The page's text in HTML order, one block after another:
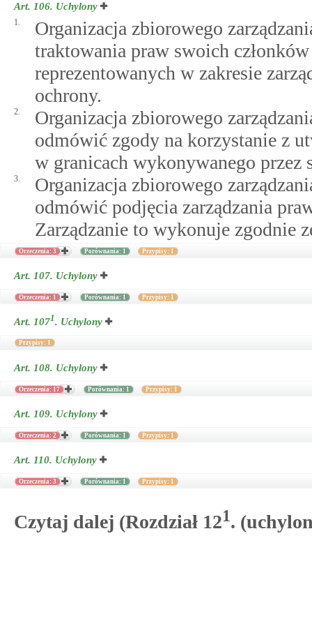
Art. 106. Uchylony
1.
Organizacja zbiorowego
traktowania praw swoich
reprezentowanych w zakresie
ochrony.
2.
Organizacja zbiorowego
odmówić zgody na korzystanie z
w granicach wykonywanego przez
3.
Organizacja zbiorowego
odmówić podjęcia zarządzania
Zarządzanie to wykonuje zgodnie
Orzeczenia: 3 Porównania: 1 Przypisy: 1
Art. 107. Uchylony
Orzeczenia: 1 Porównania: 1 Przypisy: 1
Art. 1071. Uchylony
Przypisy: 1
Art. 108. Uchylony
Orzeczenia: 17 Porównania: 1 Przypisy: 1
Art. 109. Uchylony
Orzeczenia: 2 Porównania: 1 Przypisy: 1
Art. 110. Uchylony
Orzeczenia: 3 Porównania: 1 Przypisy: 1
Czytaj dalej (Rozdział 121.